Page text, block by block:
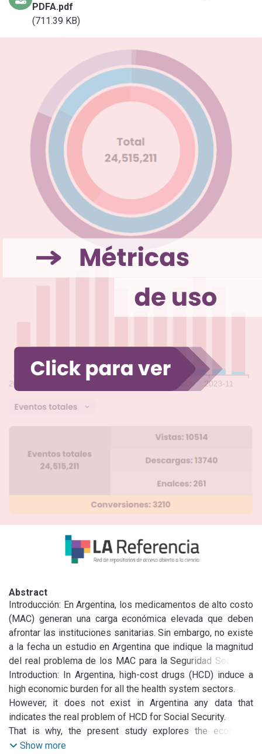
PDFA.pdf
(711.39 KB)
Abstract
Introducción: En Argentina, los medicamentos de alto costo
(MAC) generan una carga económica elevada que deben
afrontar las instituciones sanitarias. Sin embargo, no existe
a la fecha un estudio en Argentina que indique la magnitud
del real problema de los MAC para la Seguridad Social. El
presente trabajo, explora cuál es su impacto económico
para una de las principales Obras Sociales del país.
Métodos: Se realizó un estudio descriptivo con etapa
analítica a partir de datos obtenidos en gerencia de
prestaciones, área farmacia y área contable de la
institución. Cada medicamento fue clasificado según
Introduction: In Argentina, high-cost drugs (HCD) induce a
high economic burden for all the health system sectors.
However, it does not exist in Argentina any data that
indicates the real problem of HCD for Social Security.
That is why, the present study explores the economic
impact of the HCD for one of the main Institutions of the
Show more